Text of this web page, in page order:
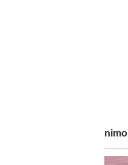
nimo